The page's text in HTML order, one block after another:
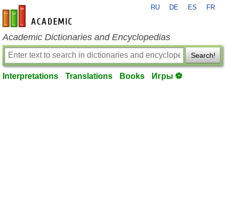
en-academic.com
RU DE ES FR
Academic Dictionaries and Encyclopedias
Search!
Interpretations Translations Books Игры ⚽